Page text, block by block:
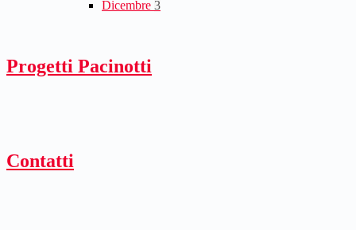
Dicembre 3
Progetti Pacinotti
Contatti